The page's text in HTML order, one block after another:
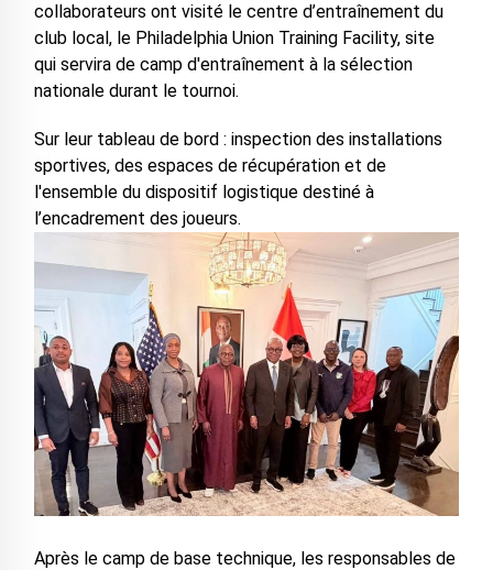
collaborateurs ont visité le centre d’entraînement du
club local, le Philadelphia Union Training Facility, site
qui servira de camp d'entraînement à la sélection
nationale durant le tournoi.
Sur leur tableau de bord : inspection des installations
sportives, des espaces de récupération et de
l'ensemble du dispositif logistique destiné à
l’encadrement des joueurs.
Après le camp de base technique, les responsables de